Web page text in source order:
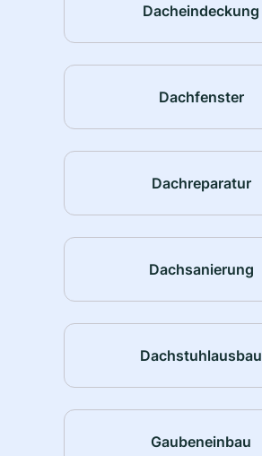
Dacheindeckung
Dachfenster
Dachreparatur
Dachsanierung
Dachstuhlausbau
Gaubeneinbau